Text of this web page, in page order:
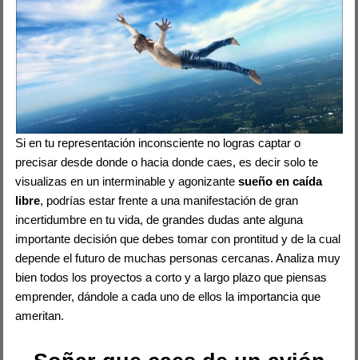
Si en tu representación inconsciente no logras captar o
precisar desde donde o hacia donde caes, es decir solo te
visualizas en un interminable y agonizantesueño en caída
libre, podrías estar frente a una manifestación de gran
incertidumbre en tu vida, de grandes dudas ante alguna
importante decisión que debes tomar con prontitud y de la cual
depende el futuro de muchas personas cercanas. Analiza muy
bien todos los proyectos a corto y a largo plazo que piensas
emprender, dándole a cada uno de ellos la importancia que
ameritan.